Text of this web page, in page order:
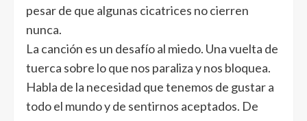
pesar de que algunas cicatrices no cierren
nunca.
La canción es un desafío al miedo. Una vuelta de
tuerca sobre lo que nos paraliza y nos bloquea.
Habla de la necesidad que tenemos de gustar a
todo el mundo y de sentirnos aceptados. De